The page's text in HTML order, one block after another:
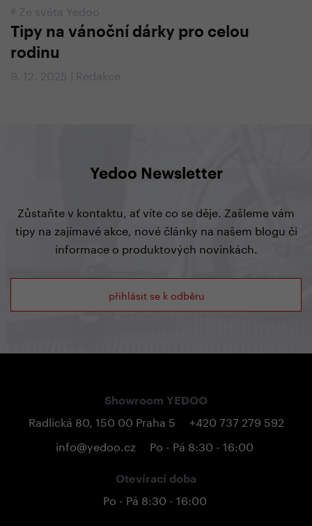
# Ze světa Yedoo
Tipy na vánoční dárky pro celou
rodinu
9. 12. 2025 | Redakce
Yedoo Newsletter
Zůstaňte v kontaktu, ať víte co se děje. Zašleme vám
tipy na zajímavé akce, nové články na našem blogu či
informace o produktových novinkách.
přihlásit se k odběru
Showroom YEDOO
Radlická 80, 150 00 Praha 5
+420 737 279 592
info@yedoo.cz
Po - Pá 8:30 - 16:00
Otevírací doba
Po - Pá 8:30 - 16:00